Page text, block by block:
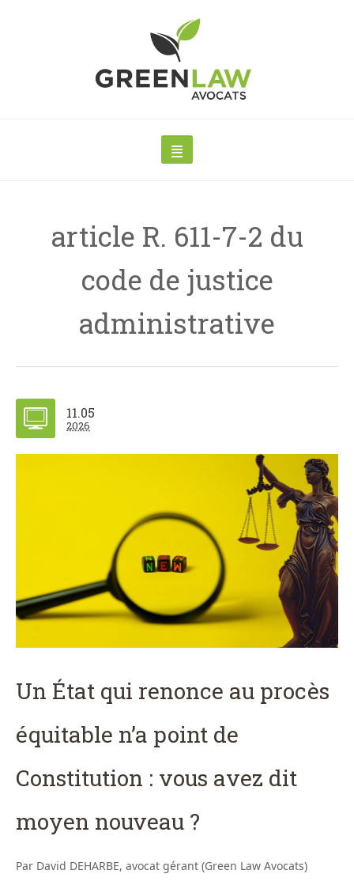
article R. 611-7-2 du
code de justice
administrative
11.05
2026
Un État qui renonce au procès
équitable n’a point de
Constitution : vous avez dit
moyen nouveau ?
Par David DEHARBE, avocat gérant (Green Law Avocats)